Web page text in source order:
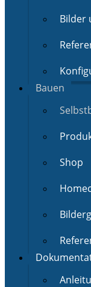
Bilder
Bauen
Shop